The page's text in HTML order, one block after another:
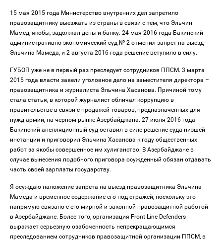
15 мая 2015 года Министерство внутренних дел запретило
правозащитнику выезжать из страны в связи с тем, что Эльчин
Мамед, якобы, задолжал деньги банку. 24 мая 2016 года Бакинский
административно-экономический суд № 2 отменил запрет на выезд
Эльчина Мамеда, и 2 августа 2016 года решение вступило в силу.
ГУБОП уже не в первый раз преследует сотрудников ППСМ. 3 марта
2015 года власти завели уголовное дело на заместителя директора –
правозащитника и журналиста Эльчина Хасанова. Причиной тому
стала статья, в которой журналист обличал коррупцию в
правительстве в связи с продажей товаров, предназначенных для
нужд армии, на черном рынке Азербайджана. 27 июля 2016 года
Бакинский апелляционный суд оставил в силе решение суда низшей
инстанции и приговорил Эльчина Хасанова к году общественных
работ за якобы совершенное им хулиганство. В Азербайджане в
случае вынесения подобного приговора осужденный обязан отдавать
часть своей зарплаты государству.
Я осуждаю наложение запрета на выезд правозащитника Эльчина
Мамеда и временное содержание его под стражей, поскольку это
напрямую связано с его мирной и законной правозащитной работой
в Азербайджане. Более того, организация Front Line Defenders
выражает серьезную озабоченность непрекращающимся
преследованием сотрудников правозащитной организации ППСМ, в